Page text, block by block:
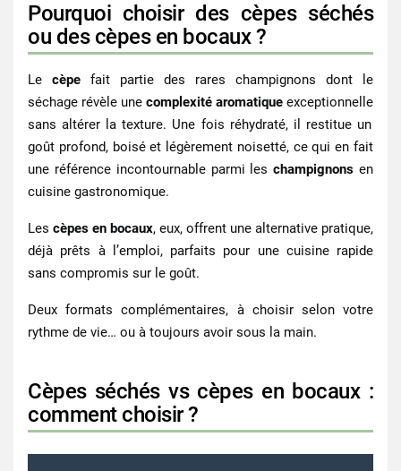
Pourquoi choisir des cèpes séchés
ou des cèpes en bocaux ?
Le cèpe fait partie des rares champignons dont le
séchage révèle une complexité aromatique exceptionnelle
sans altérer la texture. Une fois réhydraté, il restitue un
goût profond, boisé et légèrement noisetté, ce qui en fait
une référence incontournable parmi leschampignons en
cuisine gastronomique.
Les cèpes en bocaux, eux, offrent une alternative pratique,
déjà prêts à l’emploi, parfaits pour une cuisine rapide
sans compromis sur le goût.
Deux formats complémentaires, à choisir selon votre
rythme de vie… ou à toujours avoir sous la main.
Cèpes séchés vs cèpes en bocaux :
comment choisir ?